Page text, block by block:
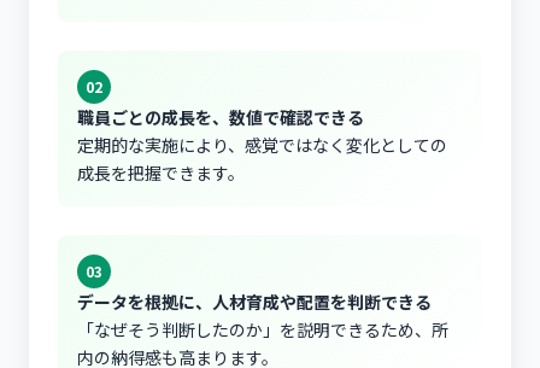
02
職員ごとの成長を、数値で確認できる
定期的な実施により、感覚ではなく変化としての
成長を把握できます。
03
データを根拠に、人材育成や配置を判断できる
「なぜそう判断したのか」を説明できるため、所
内の納得感も高まります。